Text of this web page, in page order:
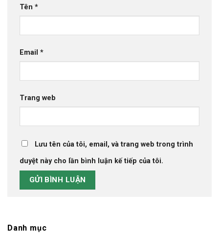
Bảng báo giá ống nhựa Dekko 2026 - 15 Tháng
Bảng báo giá ống nhựa Tiền Phong 2026
Tên *
Email *
Trang web
Lưu tên của tôi, email, và trang web trong trình
duyệt này cho lần bình luận kế tiếp của tôi.
Danh mục